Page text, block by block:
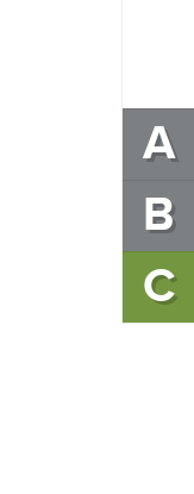
A
B
C